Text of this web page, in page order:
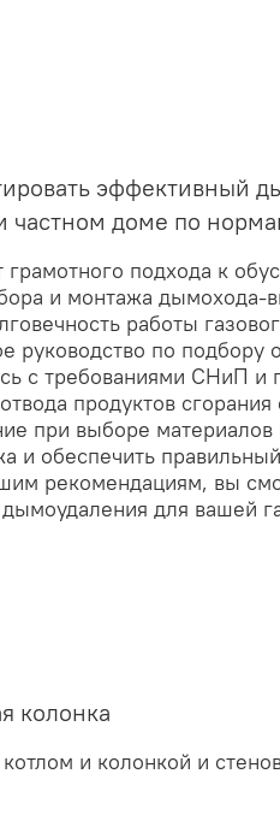
эффективный
частном доме по
грамотного подхода к
и монтажа дымохода-
работы
руководство по подбору
с требованиями СНиП и
продуктов
при выборе
и обеспечить
рекомендациям, вы
для вашей
колонка
и колонкой и